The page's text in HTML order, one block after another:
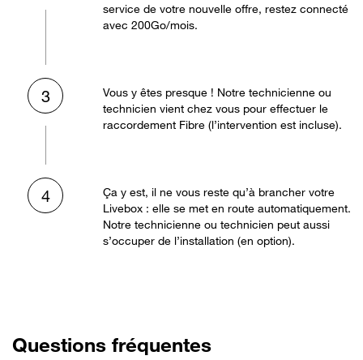
service de votre nouvelle offre, restez connecté
avec 200Go/mois.
3
Vous y êtes presque ! Notre technicienne ou
technicien vient chez vous pour effectuer le
raccordement Fibre (l’intervention est incluse).
4
Ça y est, il ne vous reste qu’à brancher votre
Livebox : elle se met en route automatiquement.
Notre technicienne ou technicien peut aussi
s’occuper de l’installation (en option).
Questions fréquentes